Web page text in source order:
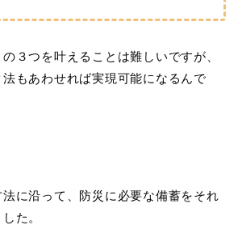
３つを叶えることは難しいですが、
もあわせれば実現可能になるんで
に沿って、防災に必要な備蓄をそれ
た。